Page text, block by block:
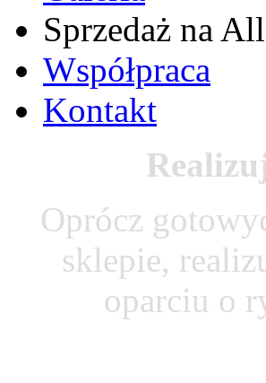
Sprzedaż na
Współpraca
Kontakt
Oprócz
sklepie,
oparciu o